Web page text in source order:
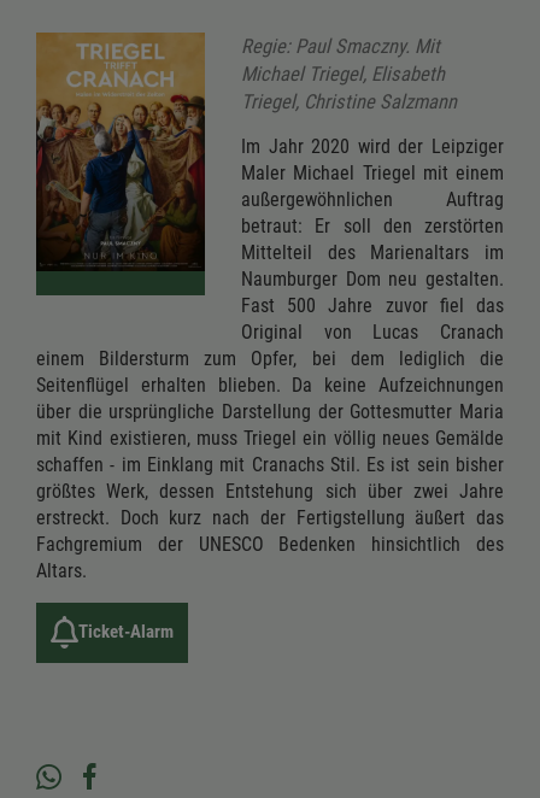
Regie: Paul Smaczny. Mit
Michael Triegel, Elisabeth
Triegel, Christine Salzmann
Im Jahr 2020 wird der Leipziger
Maler Michael Triegel mit einem
außergewöhnlichen Auftrag
betraut: Er soll den zerstörten
Mittelteil des Marienaltars im
Naumburger Dom neu gestalten.
Fast 500 Jahre zuvor fiel das
Original von Lucas Cranach
einem Bildersturm zum Opfer, bei dem lediglich die
Seitenflügel erhalten blieben. Da keine Aufzeichnungen
über die ursprüngliche Darstellung der Gottesmutter Maria
mit Kind existieren, muss Triegel ein völlig neues Gemälde
schaffen - im Einklang mit Cranachs Stil. Es ist sein bisher
größtes Werk, dessen Entstehung sich über zwei Jahre
erstreckt. Doch kurz nach der Fertigstellung äußert das
Fachgremium der UNESCO Bedenken hinsichtlich des
Altars.
Ticket-Alarm